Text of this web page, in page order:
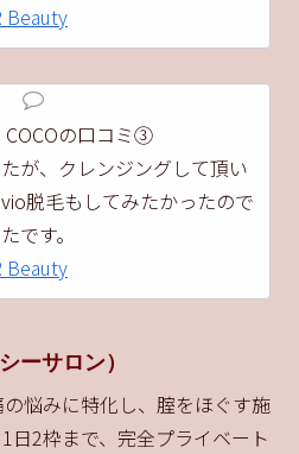
Beauty
COCOの口コミ③
が、クレンジングして頂い
脱毛もしてみたかったので
です。
Beauty
ーサロン）
悩みに特化し、腟をほぐす施
日2枠まで、完全プライベート